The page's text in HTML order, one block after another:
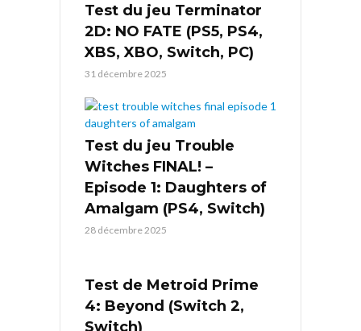
Test du jeu Terminator
2D: NO FATE (PS5, PS4,
XBS, XBO, Switch, PC)
31 décembre 2025
Test du jeu Trouble
Witches FINAL! –
Episode 1: Daughters of
Amalgam (PS4, Switch)
28 décembre 2025
Test de Metroid Prime
4: Beyond (Switch 2,
Switch)